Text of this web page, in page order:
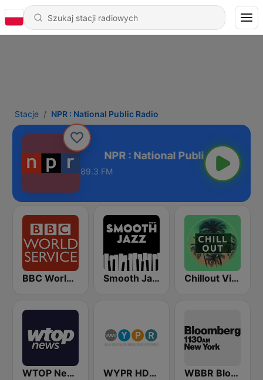
Stacje NPR : National Public Radio
Public Radio
89.3 FM
BBC World Service Smooth Jazz - Groov Chillout Vibes
WTOP News WYPR HD2 BBC World Service WBBR Bloomberg 1130